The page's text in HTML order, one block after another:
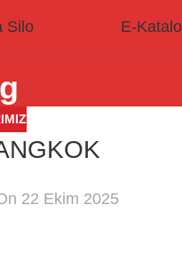
E-
22 Ekim 2025